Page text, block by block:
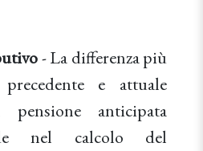
- La differenza più
e attuale
anticipata
nel calcolo del